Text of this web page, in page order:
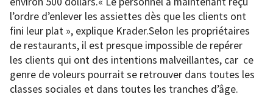
l’ordre d’enlever les assiettes dès que les clients ont
fini leur plat », explique Krader.Selon les propriétaires
de restaurants, il est presque impossible de repérer
les clients qui ont des intentions malveillantes, car ce
genre de voleurs pourrait se retrouver dans toutes les
classes sociales et dans toutes les tranches d’âge.